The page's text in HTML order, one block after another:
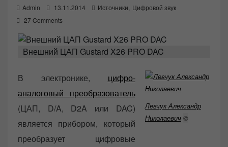
Admin
o
t
e
o
n
13.11.2014 Источники Цифровой звук
27 Comments
Внешний ЦАП Gustard X26 PRO DAC
Левчук Александр
Николаевич ©
В электронике, цифро-
аналоговый преобразователь
(ЦАП, D/A, D2A или DAC)
является прибором, который
преобразует цифровые